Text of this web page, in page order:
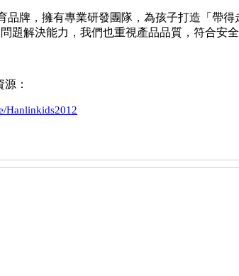
牌，擁有專業研發團隊，為孩子打造「帶得
題解決能力，我們也重視產品品質，符合安
：
Hanlinkids2012